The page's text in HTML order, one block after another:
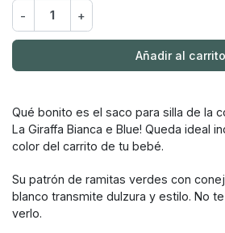
- +
Añadir al carrito
Qué bonito es el saco para silla de la
La Giraffa Bianca e Blue! Queda ideal
color del carrito de tu bebé.
Su patrón de ramitas verdes con
blanco transmite dulzura y estilo. No
verlo.